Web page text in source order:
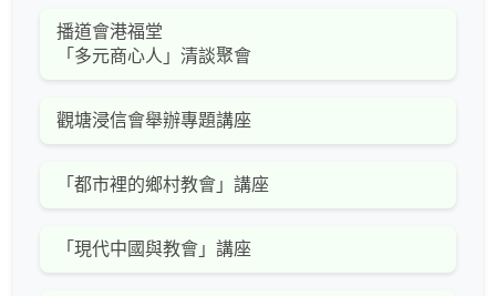
播道會港福堂
「多元商心人」清談聚會
觀塘浸信會舉辦專題講座
「都市裡的鄉村教會」講座
「現代中國與教會」講座